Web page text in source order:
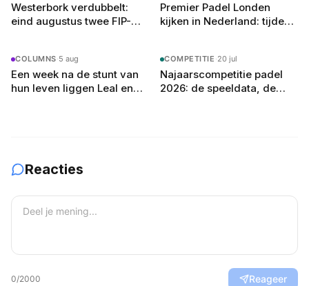
Westerbork verdubbelt:
eind augustus twee FIP-
Premier Padel Londen
kijken in Nederland: tijden,
COLUMNS·5 aug
Een week na de stunt van
hun leven liggen Leal en
COMPETITIE ·20 jul
Najaarscompetitie padel
2026: de speeldata, de
Reacties
0/2000 Reageer